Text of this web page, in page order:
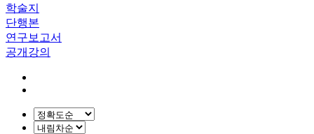
학술지
단행본
연구보고서
공개강의